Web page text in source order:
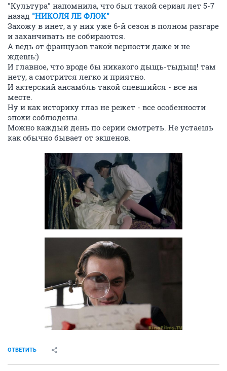
"Культура" напомнила, что был такой сериал лет 5-7
назад "НИКОЛЯ ЛЕ ФЛОК"
Захожу в инет, а у них уже 6-й сезон в полном разгаре
и заканчивать не собираются.
А ведь от французов такой верности даже и не
ждешь:)
И главное, что вроде бы никакого дыщь-тыдыщ! там
нету, а смотрится легко и приятно.
И актерский ансамбль такой спевшийся - все на
месте.
Ну и как историку глаз не режет - все особенности
эпохи соблюдены.
Можно каждый день по серии смотреть. Не устаешь
как обычно бывает от экшенов.
ОТВЕТИТЬ